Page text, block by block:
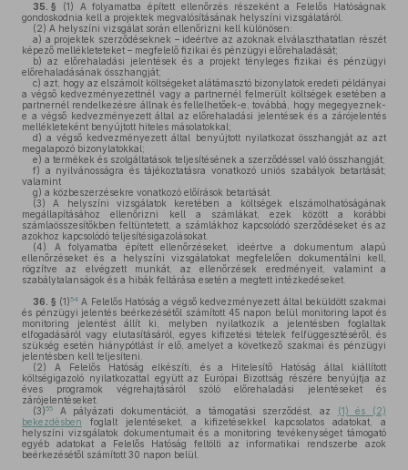
35. § (1) A folyamatba épített ellenőrzés részeként a Felelős Hatóságnak
gondoskodnia kell a projektek megvalósításának helyszíni vizsgálatáról.
(2) A helyszíni vizsgálat során ellenőrizni kell különösen:
a) a projektek szerződéseknek – ideértve az azoknak elválaszthatatlan részét
képező mellékleteteket – megfelelő fizikai és pénzügyi előrehaladását;
b) az előrehaladási jelentések és a projekt tényleges fizikai és pénzügyi
előrehaladásának összhangját;
c) azt, hogy az elszámolt költségeket alátámasztó bizonylatok eredeti példányai
a végső kedvezményezettnél vagy a partnernél felmerült költségek esetében a
partnernél rendelkezésre állnak és fellelhetőek-e, továbbá, hogy megegyeznek-
e a végső kedvezményezett által az előrehaladási jelentések és a zárójelentés
mellékleteként benyújtott hiteles másolatokkal;
d) a végső kedvezményezett által benyújtott nyilatkozat összhangját az azt
megalapozó bizonylatokkal;
e) a termékek és szolgáltatások teljesítésének a szerződéssel való összhangját;
f) a nyilvánosságra és tájékoztatásra vonatkozó uniós szabályok betartását;
valamint
g) a közbeszerzésekre vonatkozó előírások betartását.
(3) A helyszíni vizsgálatok keretében a költségek elszámolhatóságának
megállapításához ellenőrizni kell a számlákat, ezek között a korábbi
számlaösszesítőkben feltüntetett, a számlákhoz kapcsolódó szerződéseket és az
azokhoz kapcsolódó teljesítésigazolásokat.
(4) A folyamatba épített ellenőrzéseket, ideértve a dokumentum alapú
ellenőrzéseket és a helyszíni vizsgálatokat megfelelően dokumentálni kell,
rögzítve az elvégzett munkát, az ellenőrzések eredményeit, valamint a
szabálytalanságok és a hibák feltárása esetén a megtett intézkedéseket.
36. § (1)54 A Felelős Hatóság a végső kedvezményezett által beküldött szakmai
és pénzügyi jelentés beérkezésétől számított 45 napon belül monitoring lapot és
monitoring jelentést állít ki, melyben nyilatkozik a jelentésben foglaltak
elfogadásáról vagy elutasításáról, egyes kifizetési tételek felfüggesztéséről, és
szükség esetén hiánypótlást ír elő, amelyet a következő szakmai és pénzügyi
jelentésben kell teljesíteni.
(2) A Felelős Hatóság elkészíti, és a Hitelesítő Hatóság által kiállított
költségigazoló nyilatkozattal együtt az Európai Bizottság részére benyújtja az
éves programok végrehajtásáról szóló előrehaladási jelentéseket és
zárójelentéseket.
(3)55 A pályázati dokumentációt, a támogatási szerződést, az
(1) és (2)
bekezdésben foglalt jelentéseket, a kifizetésekkel kapcsolatos adatokat, a
helyszíni vizsgálatok dokumentumait és a monitoring tevékenységet támogató
egyéb adatokat a Felelős Hatóság feltölti az informatikai rendszerbe azok
beérkezésétől számított 30 napon belül.